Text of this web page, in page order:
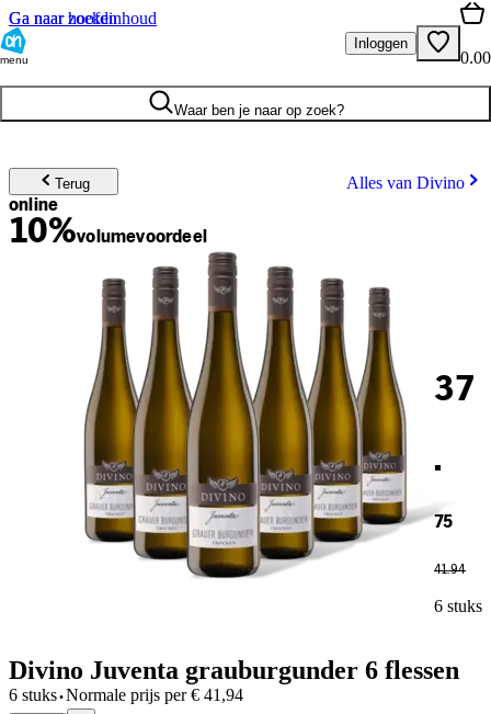
Ga naar hoofdinhoud
Ga naar zoeken
menu
Inloggen
0.00
Waar ben je naar op zoek?
Terug Alles van Divino
online
10%volumevoordeel
37
.
75
41.94
6 stuks
Divino Juventa grauburgunder 6 flessen
6 stuks·Normale prijs per € 41,94